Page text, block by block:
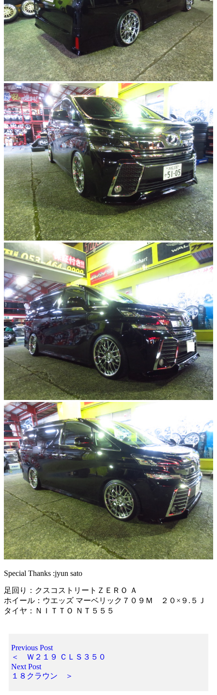
Special Thanks :jyun sato
足回り：クスコストリートＺＥＲＯ Ａ
ホイール：ウエッズ マーベリック７０９Ｍ ２０×９.５Ｊ
タイヤ：ＮＩＴＴＯ ＮＴ５５５
Previous Post
＜ Ｗ２１９ ＣＬＳ３５０
Next Post
１８クラウン ＞